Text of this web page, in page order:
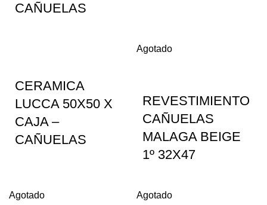
CAÑUELAS
CERAMICA
LUCCA 50X50 X
CAJA –
CAÑUELAS
Agotado
REVESTIMIENTO
CAÑUELAS
MALAGA BEIGE
1º 32X47
Agotado Agotado